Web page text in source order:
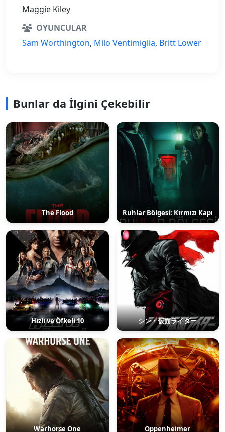
Maggie Kiley
OYUNCULAR
Sam Worthington, Milo Ventimiglia, Britt Lower
Bunlar da İlgini Çekebilir
The Flood Ruhlar Bölgesi: Kırmızı Kapı
Hızlı ve Öfkeli 10 シン・仮面ライダー
Warhorse One Oppenheimer